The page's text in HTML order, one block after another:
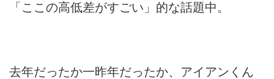
「ここの高低差がすごい」的な話題中。
去年だったか一昨年だったか、アイアンくん